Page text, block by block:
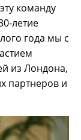
команду
летие
года мы с
из Лондона,
партнеров и